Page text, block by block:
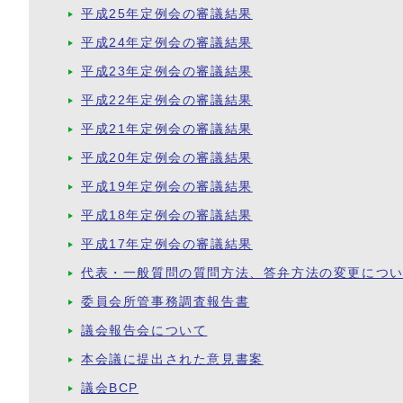
平成25年定例会の審議結果
平成24年定例会の審議結果
平成23年定例会の審議結果
平成22年定例会の審議結果
平成21年定例会の審議結果
平成20年定例会の審議結果
平成19年定例会の審議結果
平成18年定例会の審議結果
平成17年定例会の審議結果
代表・一般質問の質問方法、答弁方法の変更につ
委員会所管事務調査報告書
議会報告会について
本会議に提出された意見書案
議会BCP